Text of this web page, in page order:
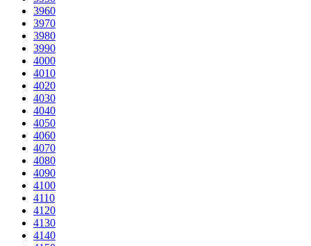
3960
3970
3980
3990
4000
4010
4020
4030
4040
4050
4060
4070
4080
4090
4100
4110
4120
4130
4140